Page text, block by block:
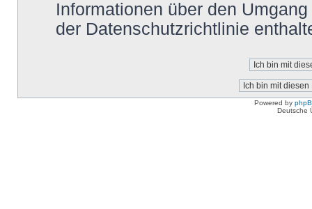
Informationen über den
der Datenschutzrichtlinie
Powered by
Deutsche